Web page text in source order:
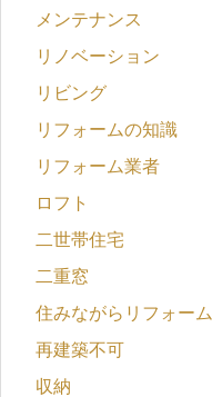
メンテナンス
リノベーション
リビング
リフォームの知識
リフォーム業者
ロフト
二世帯住宅
二重窓
住みながらリフォーム
再建築不可
収納